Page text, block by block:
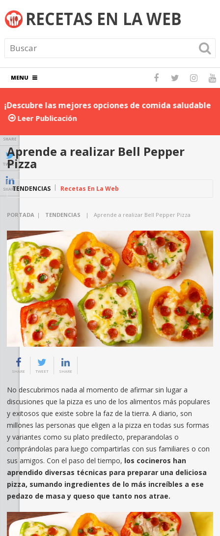
MENU
¡Descubre las mejores opciones de comida saludable
para llevar al trabajo!
Leer Publicación
SHARE
TWEET
SHARE
Aprende a realizar Bell Pepper
Pizza
TENDENCIAS Recetas En La Web
PORTADA | TENDENCIAS | Aprende a realizar Bell Pepper Pizza
SHARE TWEET SHARE
No descubrimos nada al momento de afirmar sin lugar a
discusiones que la pizza es uno de los alimentos más populares
y exitosos que existe sobre la faz de la tierra. A diario, son
millones las personas que eligen a la pizza en todas sus formas
y variantes como su plato predilecto, preparandolas o
comprándolas para luego compartirlas con sus familiares o con
sus amigos. Con el paso del tiempo, los cocineros han
aprendido diversas técnicas para preparar una deliciosa
pizza, sumando ingredientes de lo más increíbles a ese
pedazo de masa y queso que tanto nos atrae.